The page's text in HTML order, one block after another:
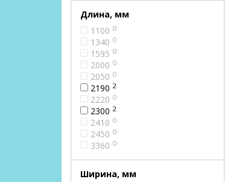
Длина, мм
1100 0
1340 0
1595 0
2000 0
2050 0
2190 2
2220 0
2300 2
2410 0
2450 0
3360 0
Ширина, мм